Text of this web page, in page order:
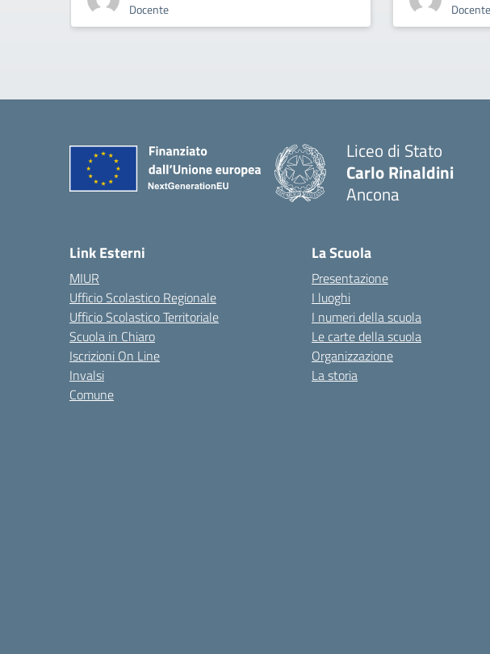
Docente Docente
Liceo di Stato
Carlo Rinaldini
Ancona
Link Esterni
MIUR
Ufficio Scolastico Regionale
Ufficio Scolastico Territoriale
Scuola in Chiaro
Iscrizioni On Line
Invalsi
Comune
La Scuola
Presentazione
I luoghi
I numeri della scuola
Le carte della scuola
Organizzazione
La storia